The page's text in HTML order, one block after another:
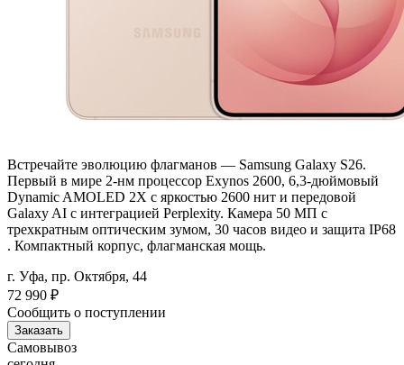
Встречайте эволюцию флагманов — Samsung Galaxy S26.
Первый в мире 2-нм процессор Exynos 2600, 6,3-дюймовый
Dynamic AMOLED 2X с яркостью 2600 нит и передовой
Galaxy AI с интеграцией Perplexity. Камера 50 МП с
трехкратным оптическим зумом, 30 часов видео и защита IP68
. Компактный корпус, флагманская мощь.
г. Уфа, пр. Октября, 44
72 990 ₽
Сообщить о поступлении
Заказать
Самовывоз